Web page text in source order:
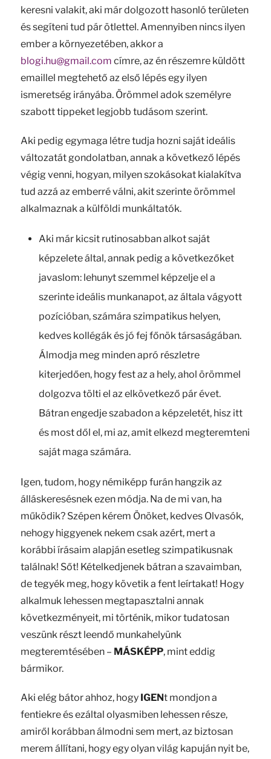
keresni valakit, aki már dolgozott hasonló területen
és segíteni tud pár ötlettel. Amennyiben nincs ilyen
ember a környezetében, akkor a
blogi.hu@gmail.com címre, az én részemre küldött
emaillel megtehető az első lépés egy ilyen
ismeretség irányába. Örömmel adok személyre
szabott tippeket legjobb tudásom szerint.
Aki pedig egymaga létre tudja hozni saját ideális
változatát gondolatban, annak a következő lépés
végig venni, hogyan, milyen szokásokat kialakítva
tud azzá az emberré válni, akit szerinte örömmel
alkalmaznak a külföldi munkáltatók.
Aki már kicsit rutinosabban alkot saját
képzelete által, annak pedig a következőket
javaslom: lehunyt szemmel képzelje el a
szerinte ideális munkanapot, az általa vágyott
pozícióban, számára szimpatikus helyen,
kedves kollégák és jó fej főnök társaságában.
Álmodja meg minden apró részletre
kiterjedően, hogy fest az a hely, ahol örömmel
dolgozva tölti el az elkövetkező pár évet.
Bátran engedje szabadon a képzeletét, hisz itt
és most dől el, mi az, amit elkezd megteremteni
saját maga számára.
Igen, tudom, hogy némiképp furán hangzik az
álláskeresésnek ezen módja. Na de mi van, ha
működik? Szépen kérem Önöket, kedves Olvasók,
nehogy higgyenek nekem csak azért, mert a
korábbi írásaim alapján esetleg szimpatikusnak
találnak! Sőt! Kételkedjenek bátran a szavaimban,
de tegyék meg, hogy követik a fent leírtakat! Hogy
alkalmuk lehessen megtapasztalni annak
következményeit, mi történik, mikor tudatosan
veszünk részt leendő munkahelyünk
megteremtésében – MÁSKÉPP, mint eddig
bármikor.
Aki elég bátor ahhoz, hogy IGENt mondjon a
fentiekre és ezáltal olyasmiben lehessen része,
amiről korábban álmodni sem mert, az biztosan
merem állítani, hogy egy olyan világ kapuján nyit be,